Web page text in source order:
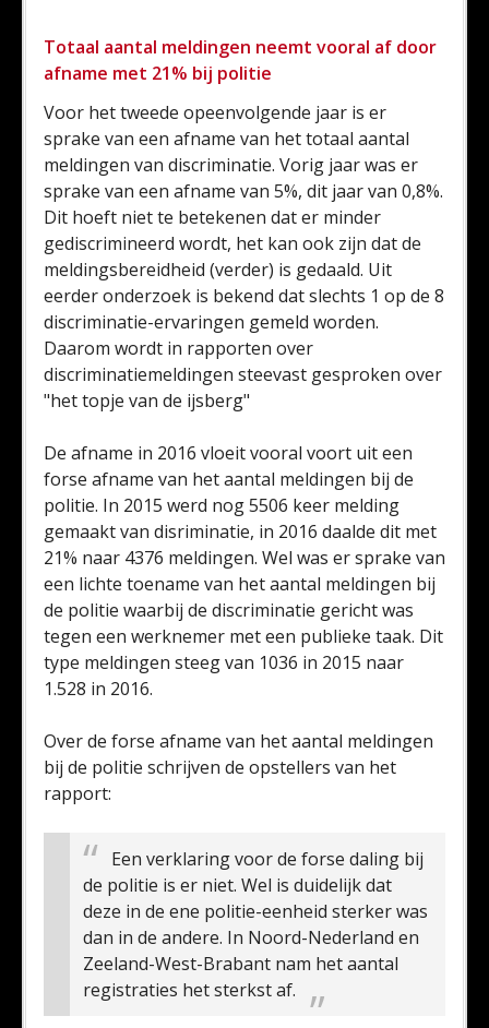
Totaal aantal meldingen neemt vooral af door
afname met 21% bij politie
Voor het tweede opeenvolgende jaar is er
sprake van een afname van het totaal aantal
meldingen van discriminatie. Vorig jaar was er
sprake van een afname van 5%, dit jaar van 0,8%.
Dit hoeft niet te betekenen dat er minder
gediscrimineerd wordt, het kan ook zijn dat de
meldingsbereidheid (verder) is gedaald. Uit
eerder onderzoek is bekend dat slechts 1 op de 8
discriminatie-ervaringen gemeld worden.
Daarom wordt in rapporten over
discriminatiemeldingen steevast gesproken over
"het topje van de ijsberg"
De afname in 2016 vloeit vooral voort uit een
forse afname van het aantal meldingen bij de
politie. In 2015 werd nog 5506 keer melding
gemaakt van disriminatie, in 2016 daalde dit met
21% naar 4376 meldingen. Wel was er sprake van
een lichte toename van het aantal meldingen bij
de politie waarbij de discriminatie gericht was
tegen een werknemer met een publieke taak. Dit
type meldingen steeg van 1036 in 2015 naar
1.528 in 2016.
Over de forse afname van het aantal meldingen
bij de politie schrijven de opstellers van het
rapport:
Een verklaring voor de forse daling bij
de politie is er niet. Wel is duidelijk dat
deze in de ene politie-eenheid sterker was
dan in de andere. In Noord-Nederland en
Zeeland-West-Brabant nam het aantal
registraties het sterkst af.